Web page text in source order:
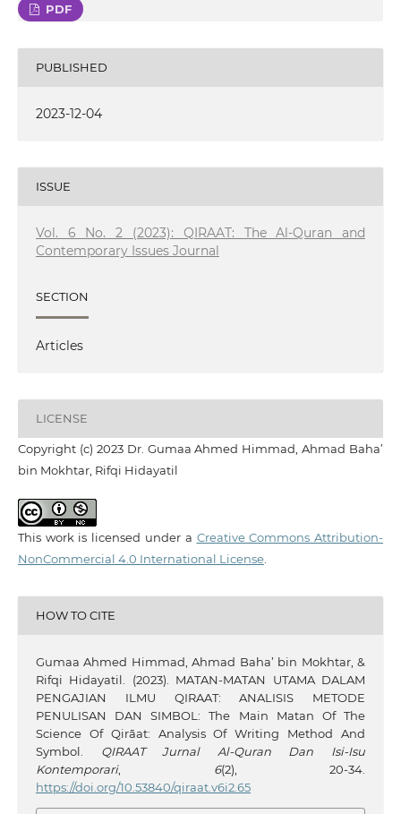
PDF
PUBLISHED
2023-12-04
ISSUE
Vol. 6 No. 2 (2023): QIRAAT: The Al-Quran and
Contemporary Issues Journal
SECTION
Articles
LICENSE
Copyright (c) 2023 Dr. Gumaa Ahmed Himmad, Ahmad Baha’
bin Mokhtar, Rifqi Hidayatil
This work is licensed under a Creative Commons Attribution-
NonCommercial 4.0 International License.
HOW TO CITE
Gumaa Ahmed Himmad, Ahmad Baha’ bin Mokhtar, &
Rifqi Hidayatil. (2023). MATAN-MATAN UTAMA DALAM
PENGAJIAN ILMU QIRAAT: ANALISIS METODE
PENULISAN DAN SIMBOL: The Main Matan Of The
Science Of Qirāat: Analysis Of Writing Method And
Symbol. QIRAAT Jurnal Al-Quran Dan Isi-Isu
Kontemporari, 6(2), 20-34.
https://doi.org/10.53840/qiraat.v6i2.65